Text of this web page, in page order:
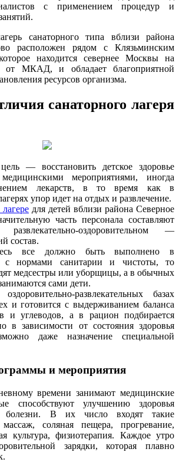
с применением процедур и
санаторного типа вблизи района
расположен рядом с Клязьминским
находится севернее Москвы на
от МКАД, и обладает благоприятной
ресурсов организма.
санаторного лагеря
— восстановить детское здоровье
мероприятиями, иногда
лекарств, в то время как в
упор идет на отдых и развлечение.
для детей вблизи района Северное
часть персонала составляют
оздоровительном —
состав.
все должно быть выполнено в
с нормами санитарии и чистоты, то
медсестры или уборщицы, а в обычных
сами дети.
развлекательных базах
и готовится с выдерживанием баланса
и углеводов, а в рацион подбирается
в зависимости от состояния здоровья
даже назначение специальной
и мероприятия
времени занимают медицинские
способствуют улучшению здоровья
болезни. В их число входят такие
соляная пещера, прогревание,
культура, физиотерапия. Каждое утро
зарядки, которая плавно